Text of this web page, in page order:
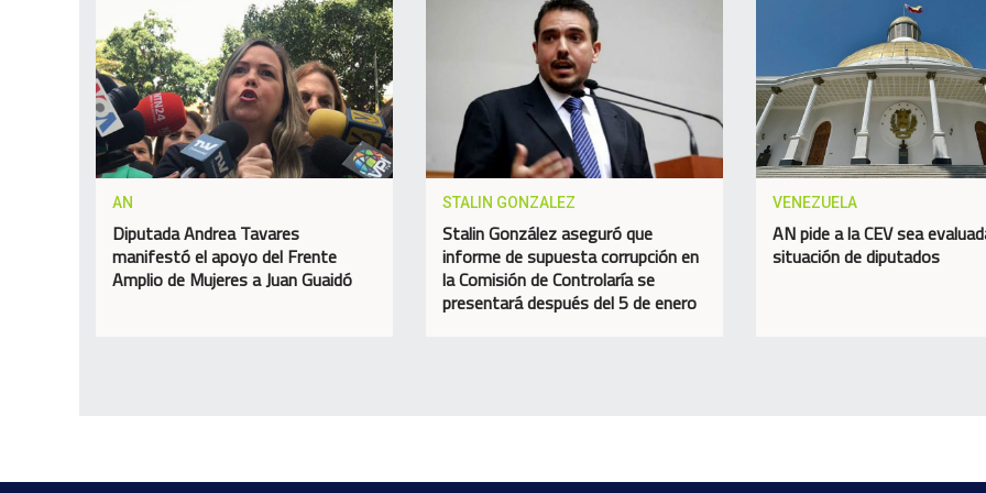
AN
Diputada Andrea Tavares
manifestó el apoyo del Frente
Amplio de Mujeres a Juan Guaidó
STALIN GONZALEZ
Stalin González aseguró que
informe de supuesta corrupción en
la Comisión de Controlaría se
presentará después del 5 de enero
VENEZUELA
AN pide a la CEV sea
situación de diputados